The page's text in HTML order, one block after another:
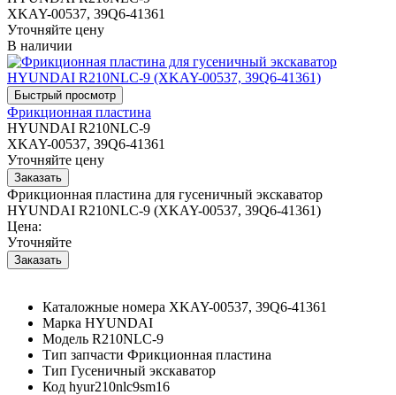
XKAY-00537, 39Q6-41361
Уточняйте цену
В наличии
Фрикционная пластина
HYUNDAI R210NLC-9
XKAY-00537, 39Q6-41361
Уточняйте цену
Фрикционная пластина для гусеничный экскаватор
HYUNDAI R210NLC-9 (XKAY-00537, 39Q6-41361)
Цена:
Уточняйте
Каталожные номера XKAY-00537, 39Q6-41361
Марка HYUNDAI
Модель R210NLC-9
Тип запчасти Фрикционная пластина
Тип Гусеничный экскаватор
Код hyur210nlc9sm16